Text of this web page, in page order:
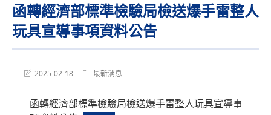
函轉經濟部標準檢驗局檢送爆手雷整人
玩具宣導事項資料公告
Post2025-02-18
Post最新消息
函轉經濟部標準檢驗局檢送爆手雷整人玩具宣導事